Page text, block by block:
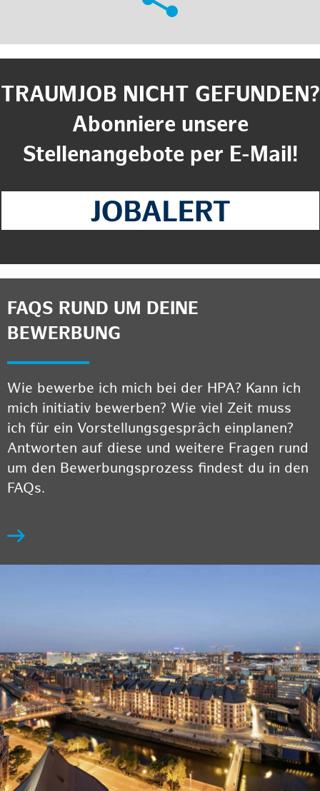
TRAUMJOB NICHT GEFUNDEN?
Abonniere unsere
Stellenangebote per E-Mail!
FAQS RUND UM DEINE
BEWERBUNG
Wie bewerbe ich mich bei der HPA? Kann ich
mich initiativ bewerben? Wie viel Zeit muss
ich für ein Vorstellungsgespräch einplanen?
Antworten auf diese und weitere Fragen rund
um den Bewerbungsprozess findest du in den
FAQs.